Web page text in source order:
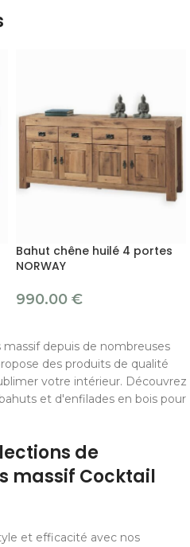
Bahut chêne huilé 4 portes
NORWAY
990.00 €
depuis de nombreuses
des produits de qualité
votre intérieur. Découvrez
et d'enfilades en bois pour
de
massif Cocktail
et efficacité avec nos